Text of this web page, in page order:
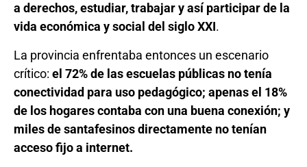
a derechos, estudiar, trabajar y así participar de la
vida económica y social del siglo XXI.
La provincia enfrentaba entonces un escenario
crítico: el 72% de las escuelas públicas no tenía
conectividad para uso pedagógico; apenas el 18%
de los hogares contaba con una buena conexión; y
miles de santafesinos directamente no tenían
acceso fijo a internet.